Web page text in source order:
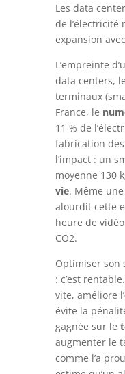
Les data
de l’électricité
expansion
L’empreinte
data centers,
terminaux
France, le
11 % de
fabrication
l’impact : un
moyenne 130
vie. Même
alourdit cette
heure de
CO2.
Optimiser son
: c’est
vite, améliore l’
évite la
gagnée sur le
augmenter le
comme l’a